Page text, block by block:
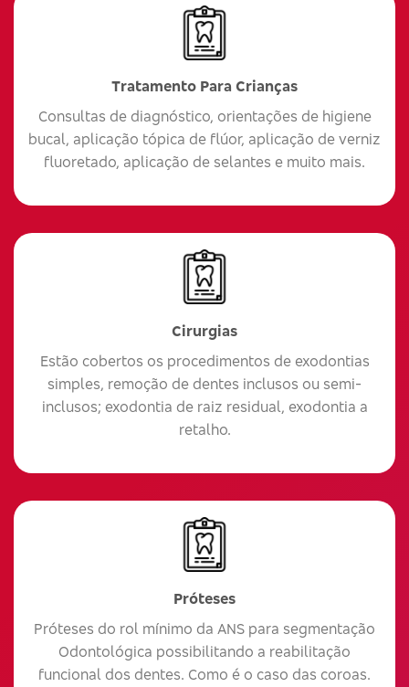
Tratamento Para Crianças
Consultas de diagnóstico, orientações de higiene
bucal, aplicação tópica de flúor, aplicação de verniz
fluoretado, aplicação de selantes e muito mais.
Cirurgias
Estão cobertos os procedimentos de exodontias
simples, remoção de dentes inclusos ou semi-
inclusos; exodontia de raiz residual, exodontia a
retalho.
Próteses
Próteses do rol mínimo da ANS para segmentação
Odontológica possibilitando a reabilitação
funcional dos dentes. Como é o caso das coroas.